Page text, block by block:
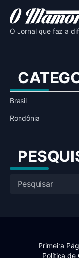
O Jornal que faz a
Brasil
Rondônia
Primeira
Política de